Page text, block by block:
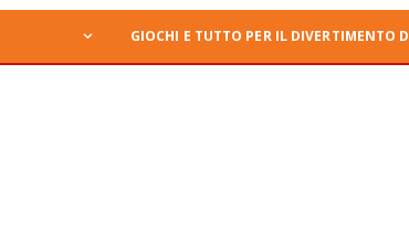
GIOCHI E TUTTO PER IL DIVERTIMENTO